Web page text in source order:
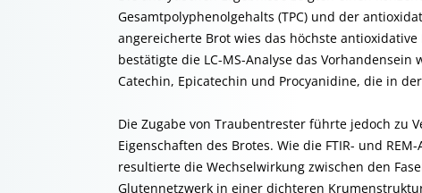
Gesamtpolyphenolgehalts (TPC) und der
angereicherte Brot wies das höchste
bestätigte die LC-MS-Analyse das
Catechin, Epicatechin und Procyanidine, die in
Die Zugabe von Traubentrester führte jedoch zu
Eigenschaften des Brotes. Wie die FTIR- und
resultierte die Wechselwirkung zwischen den
Glutennetzwerk in einer dichteren